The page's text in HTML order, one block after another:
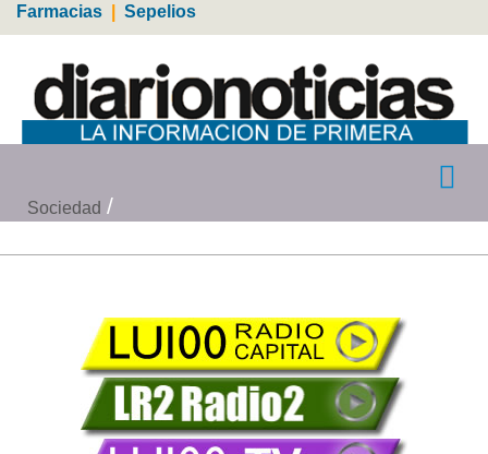
Farmacias Sepelios
Sociedad